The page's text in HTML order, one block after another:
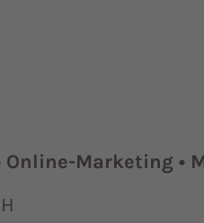
Online-Marketing •